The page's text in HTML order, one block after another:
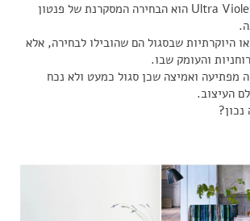
סגול או ליתר דיוק Ultra Violet הוא הבחירה המסקרנת של פנטון
היוקרתיות שבסגול הם שהובילו לבחירה, אלא
והעומק שבו.
מפתיעה ואמיצה שכן סגול כמעט ולא נכח
העיצוב.